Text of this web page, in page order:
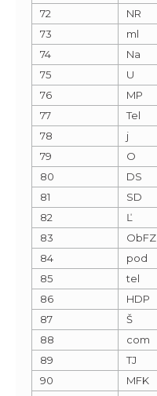
72
NR
73
ml
74
Na
75
U
76
MP
77
Tel
78
j
79
O
80
DS
81
SD
82
Ľ
83
ObFZ
84
pod
85
tel
86
HDP
87
Š
88
com
89
TJ
90
MFK